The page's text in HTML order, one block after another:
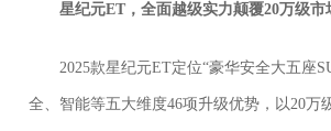
星纪元ET，全面越级实力颠覆20万级市
2025款星纪元ET定位“豪华安全大五座
全、智能等五大维度46项升级优势，以20万